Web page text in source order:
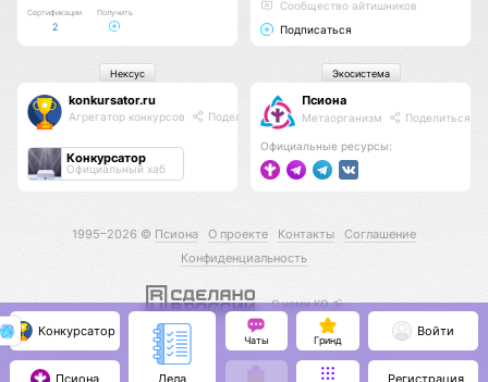
Сертификации
2
Получить
Сообщество айтишников
Подписаться
konkursator.ru
Агрегатор конкурсов Поделиться
Конкурсатор
Официальный хаб
Нексус
Псиона
Метаорганизм Поделиться
Официальные ресурсы:
Экосистема
1995–2026 © Псиона О проекте Контакты
Соглашение
Конфиденциальность
С нами КО 🕉️
Конкурсатор
Чаты Гринд
Войти